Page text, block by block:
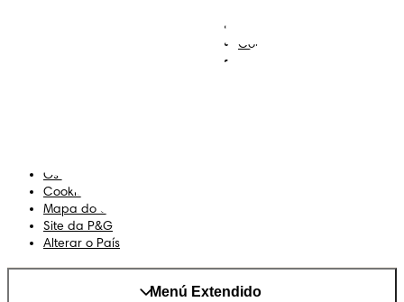
Contacta-nos
Os Meus Dados
Cookies
Mapa do Site
Site da P&G
Alterar o País
Menú Extendido